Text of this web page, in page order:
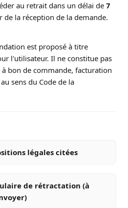
au retrait dans un délai de 7
de la réception de la demande.
est proposé à titre
l'utilisateur. Il ne constitue pas
bon de commande, facturation
sens du Code de la
légales citées
de rétractation (à